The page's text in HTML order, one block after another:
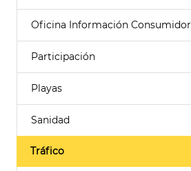
Oficina Información Consumidor
Participación
Playas
Sanidad
Tráfico